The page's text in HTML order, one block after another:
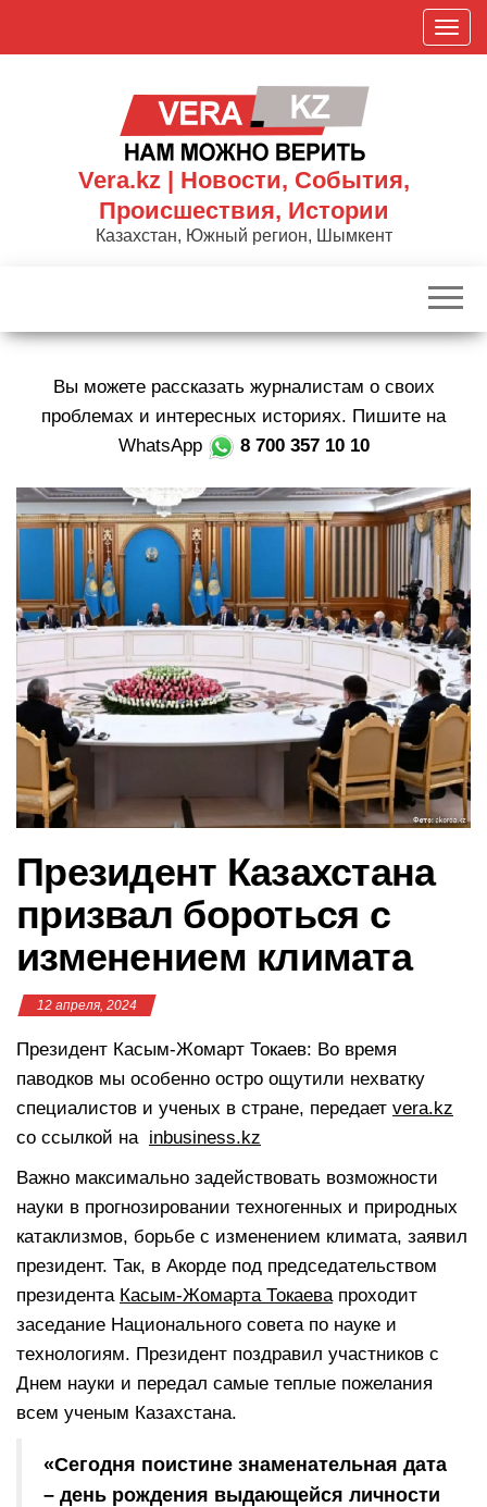
П
о
к
р
в
и
г
а
ц
и
ю
Vera.kz | Новости, События,
Происшествия, Истории
Казахстан, Южный регион, Шымкент
Вы можете рассказать журналистам о своих
проблемах и интересных историях. Пишите на
WhatsApp
8 700 357 10 10
Президент Казахстана
призвал бороться с
изменением климата
12 апреля, 2024
Президент Касым-Жомарт Токаев: Во время
паводков мы особенно остро ощутили нехватку
специалистов и ученых в стране, передает vera.kz
со ссылкой на inbusiness.kz
Важно максимально задействовать возможности
науки в прогнозировании техногенных и природных
катаклизмов, борьбе с изменением климата, заявил
президент. Так, в Акорде под председательством
президента Касым-Жомарта Токаева проходит
заседание Национального совета по науке и
технологиям. Президент поздравил участников с
Днем науки и передал самые теплые пожелания
всем ученым Казахстана.
«Сегодня поистине знаменательная дата
– день рождения выдающейся личности